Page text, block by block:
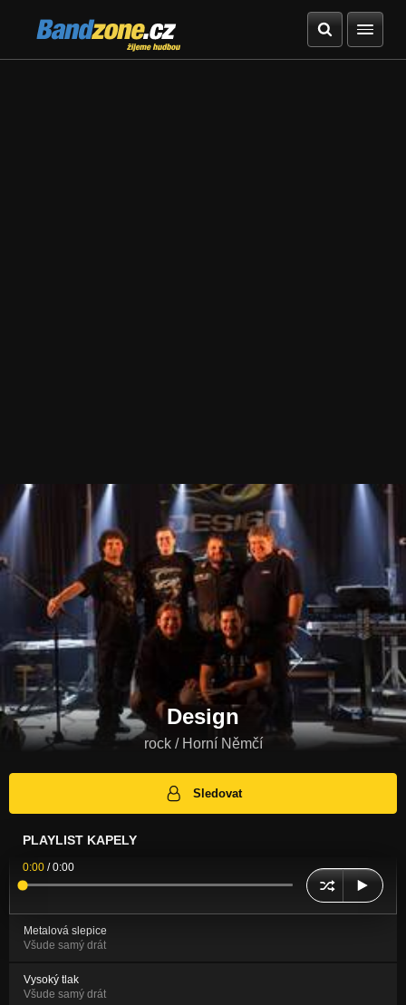
Bandzone.cz
žijeme hudbou
Design
rock / Horní Němčí
Sledovat
PLAYLIST KAPELY
0:00 /0:00
Metalová slepice
Všude samý drát
Vysoký tlak
Všude samý drát